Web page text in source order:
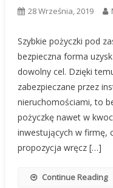
28 Września, 2019
Szybkie pożyczki pod
bezpieczna forma
dowolny cel. Dzięki
zabezpieczane przez
nieruchomościami, to
pożyczkę nawet w
inwestujących w firmę,
propozycja wręcz […]
Continue Reading